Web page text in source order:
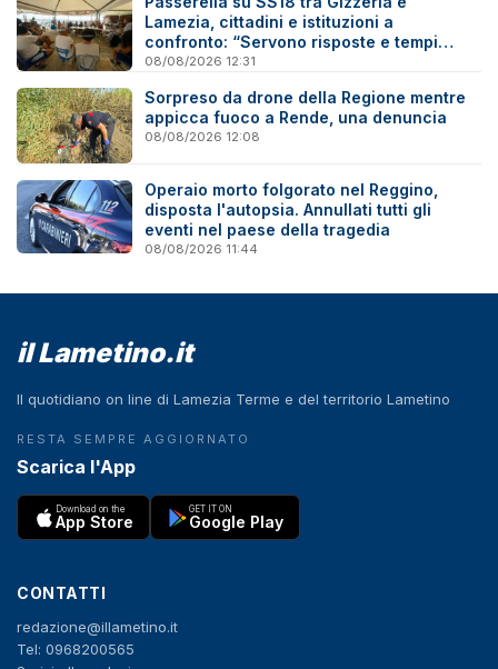
Lamezia, cittadini e istituzioni a
confronto: “Servono risposte e tempi
certi”
08/08/2026 12:31
Sorpreso da drone della Regione mentre
appicca fuoco a Rende, una denuncia
08/08/2026 12:08
Operaio morto folgorato nel Reggino,
disposta l'autopsia. Annullati tutti gli
eventi nel paese della tragedia
08/08/2026 11:44
il Lametino.it
Il quotidiano on line di Lamezia Terme e del territorio Lametino
RESTA SEMPRE AGGIORNATO
Scarica l'App
Download on the
App Store
GET IT ON
Google Play
CONTATTI
redazione@illametino.it
Tel: 0968200565